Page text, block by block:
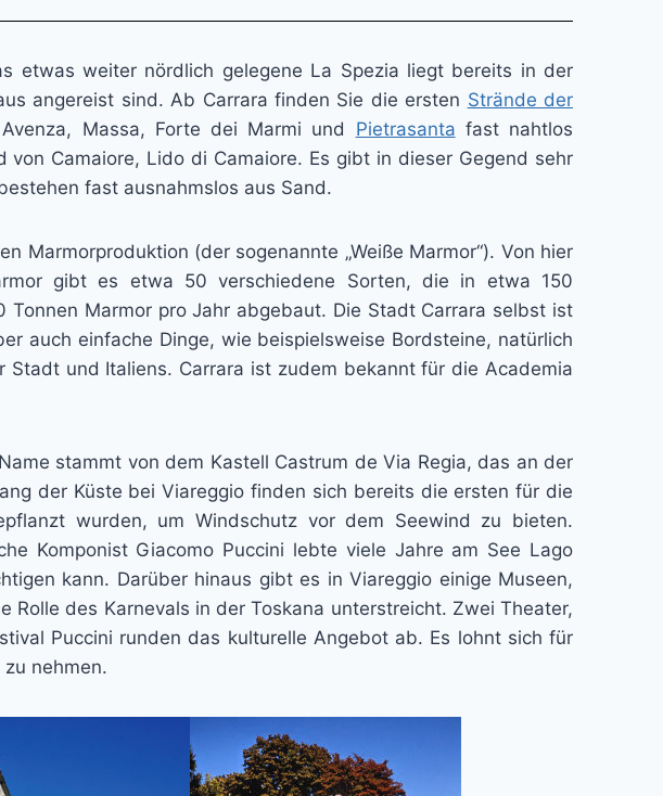
etwas weiter nördlich gelegene La Spezia liegt bereits in der
angereist sind. Ab Carrara finden Sie die ersten Strände der
Massa, Forte dei Marmi und Pietrasanta fast nahtlos
Camaiore, Lido di Camaiore. Es gibt in dieser Gegend sehr
fast ausnahmslos aus Sand.
Marmorproduktion (der sogenannte „Weiße Marmor“). Von hier
gibt es etwa 50 verschiedene Sorten, die in etwa 150
Marmor pro Jahr abgebaut. Die Stadt Carrara selbst ist
auch einfache Dinge, wie beispielsweise Bordsteine, natürlich
Stadt und Italiens. Carrara ist zudem bekannt für die Academia
stammt von dem Kastell Castrum de Via Regia, das an der
der Küste bei Viareggio finden sich bereits die ersten für die
wurden, um Windschutz vor dem Seewind zu bieten.
Komponist Giacomo Puccini lebte viele Jahre am See Lago
kann. Darüber hinaus gibt es in Viareggio einige Museen,
des Karnevals in der Toskana unterstreicht. Zwei Theater,
Puccini runden das kulturelle Angebot ab. Es lohnt sich für
nehmen.